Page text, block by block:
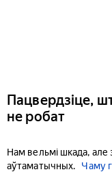
Пацвердзіце,
не робат
Нам вельмі шкада,
аўтаматычных.
Чаму